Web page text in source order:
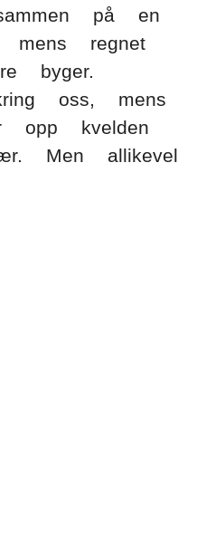
på en
mens regnet
byger.
oss, mens
opp kvelden
Men allikevel